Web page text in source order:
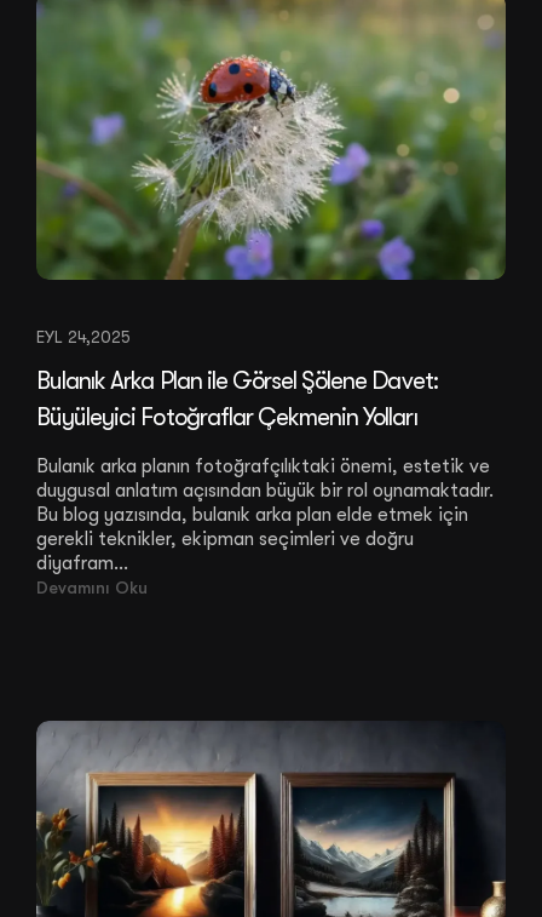
EYL 24,2025
Bulanık Arka Plan ile Görsel Şölene Davet:
Büyüleyici Fotoğraflar Çekmenin Yolları
Bulanık arka planın fotoğrafçılıktaki önemi, estetik ve
duygusal anlatım açısından büyük bir rol oynamaktadır.
Bu blog yazısında, bulanık arka plan elde etmek için
gerekli teknikler, ekipman seçimleri ve doğru
diyafram...
Devamını Oku